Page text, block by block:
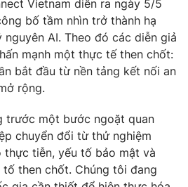
lai
Vietnam diễn ra ngày 5/5
bố tầm nhìn trở thành hạ
AI. Theo đó các diễn giả
mạnh một thực tế then chốt:
bắt đầu từ nền tảng kết nối an
rộng.
trước một bước ngoặt quan
chuyển đổi từ thử nghiệm
thực tiễn, yếu tố bảo mật và
then chốt. Chúng tôi đang